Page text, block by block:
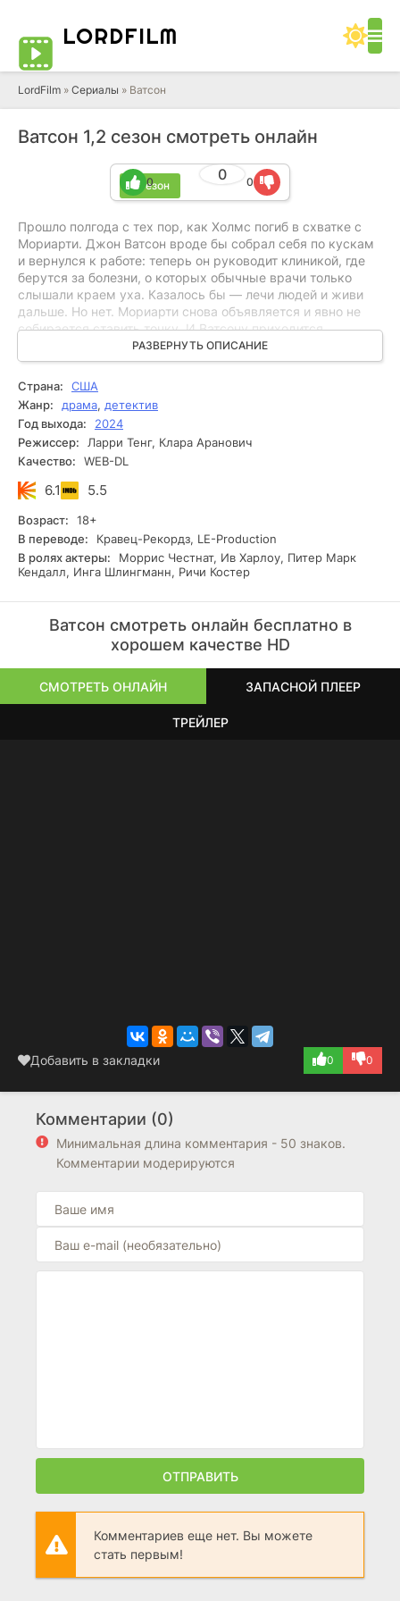
LORDFILM
LordFilm » Сериалы » Ватсон
Ватсон 1,2 сезон смотреть онлайн
2 сезон
0
0 0
Прошло полгода с тех пор, как Холмс погиб в схватке с
Мориарти. Джон Ватсон вроде бы собрал себя по кускам
и вернулся к работе: теперь он руководит клиникой, где
берутся за болезни, о которых обычные врачи только
слышали краем уха. Казалось бы — лечи людей и живи
дальше. Но нет. Мориарти снова объявляется и явно не
собирается ставить точку. И Ватсону приходится
разрываться: днем — странные симптомы, редкие
диагнозы, рискованные решения, а где-то между этим —
охота за ответами. Он начинает копать глубже,
пользоваться наблюдательностью, делать выводы. Почти
как раньше. Только теперь ставка — жизнь.
РАЗВЕРНУТЬ ОПИСАНИЕ
Страна:
США
Жанр:
драма, детектив
Год выхода:
2024
Режиссер:
Ларри Тенг, Клара Аранович
Качество:
WEB-DL
6.1 5.5
Возраст:
18+
В переводе:
Кравец-Рекордз, LE-Production
В ролях актеры:
Моррис Честнат, Ив Харлоу, Питер Марк
Кендалл, Инга Шлингманн, Ричи Костер
Ватсон смотреть онлайн бесплатно в
хорошем качестве HD
СМОТРЕТЬ ОНЛАЙН ЗАПАСНОЙ ПЛЕЕР
ТРЕЙЛЕР
Добавить в закладки 0 0
Комментарии (0)
Минимальная длина комментария - 50 знаков.
Комментарии модерируются
ОТПРАВИТЬ
Комментариев еще нет. Вы можете
стать первым!